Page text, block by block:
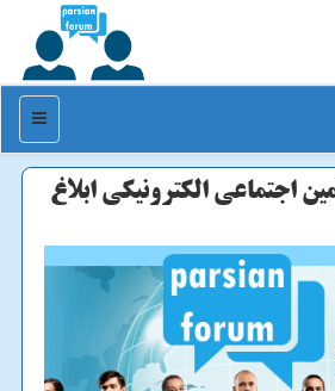
منو
اجتماعی الكترونیكی ابلاغ